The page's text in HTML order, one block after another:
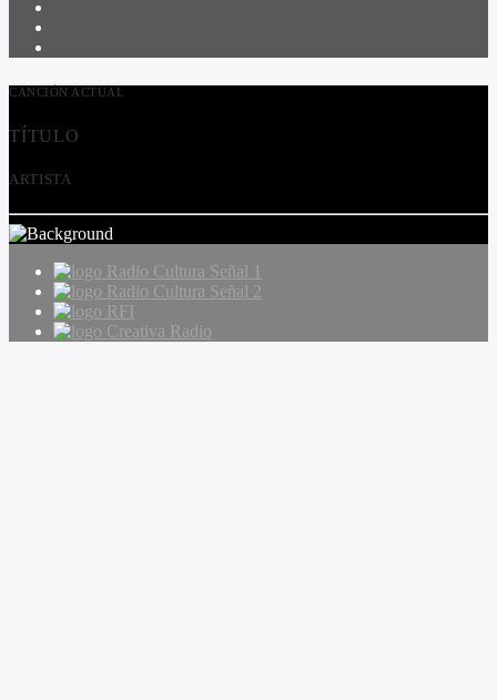
CANCIÓN ACTUAL
TÍTULO
ARTISTA
Radio Cultura Señal 1
Radio Cultura Señal 2
RFI
Creativa Radio